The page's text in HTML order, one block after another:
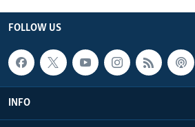
FOLLOW US
INFO